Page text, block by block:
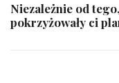
Niezależnie od
pokrzyżowały ci